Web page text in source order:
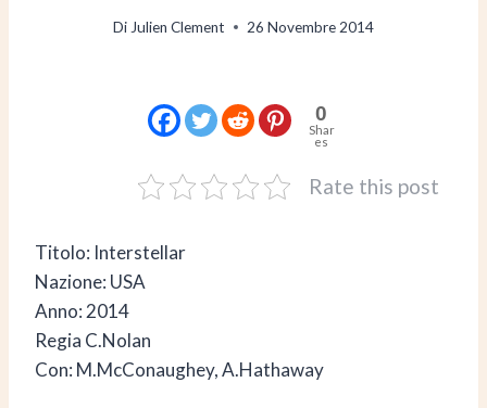
Di Julien Clement 26 Novembre 2014
0
Shar
es
Rate this post
Titolo: Interstellar
Nazione: USA
Anno: 2014
Regia C.Nolan
Con: M.McConaughey, A.Hathaway